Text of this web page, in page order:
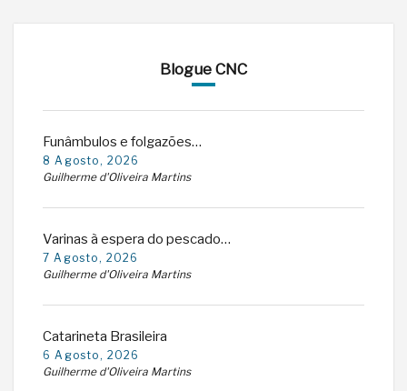
Blogue CNC
Funâmbulos e folgazões…
8 Agosto, 2026
Guilherme d'Oliveira Martins
Varinas à espera do pescado…
7 Agosto, 2026
Guilherme d'Oliveira Martins
Catarineta Brasileira
6 Agosto, 2026
Guilherme d'Oliveira Martins